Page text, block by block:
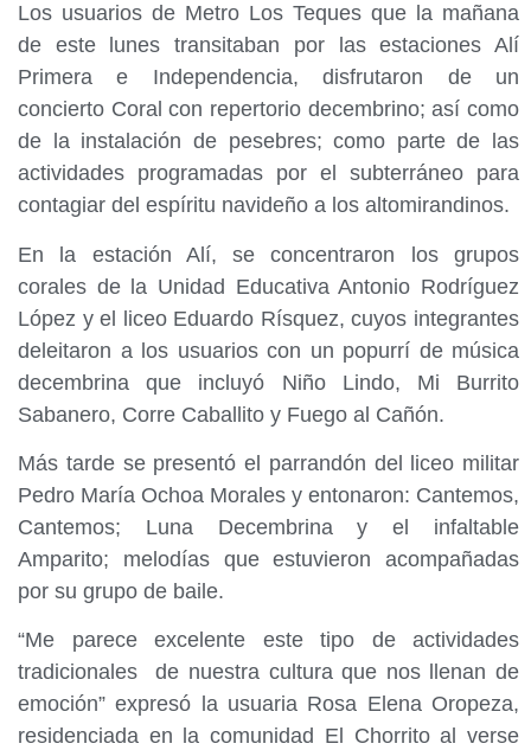
Los usuarios de Metro Los Teques que la mañana
de este lunes transitaban por las estaciones Alí
Primera e Independencia, disfrutaron de un
concierto Coral con repertorio decembrino; así como
de la instalación de pesebres; como parte de las
actividades programadas por el subterráneo para
contagiar del espíritu navideño a los altomirandinos.
En la estación Alí, se concentraron los grupos
corales de la Unidad Educativa Antonio Rodríguez
López y el liceo Eduardo Rísquez, cuyos integrantes
deleitaron a los usuarios con un popurrí de música
decembrina que incluyó Niño Lindo, Mi Burrito
Sabanero, Corre Caballito y Fuego al Cañón.
Más tarde se presentó el parrandón del liceo militar
Pedro María Ochoa Morales y entonaron: Cantemos,
Cantemos; Luna Decembrina y el infaltable
Amparito; melodías que estuvieron acompañadas
por su grupo de baile.
“Me parece excelente este tipo de actividades
tradicionales de nuestra cultura que nos llenan de
emoción” expresó la usuaria Rosa Elena Oropeza,
residenciada en la comunidad El Chorrito al verse